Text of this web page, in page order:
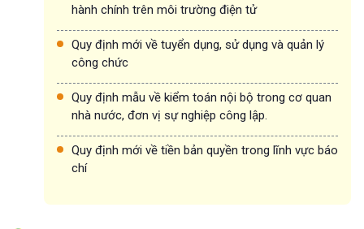
hành chính trên môi trường điện tử
Quy định mới về tuyển dụng, sử dụng và quản lý
công chức
Quy định mẫu về kiểm toán nội bộ trong cơ quan
nhà nước, đơn vị sự nghiệp công lập.
Quy định mới về tiền bản quyền trong lĩnh vực báo
chí